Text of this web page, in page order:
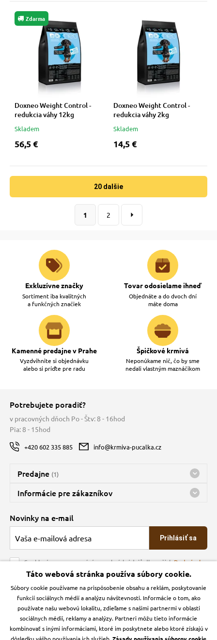
Zdarma
Doxneo Weight Control -
redukcia váhy 12kg
Skladem
56,5 €
Doxneo Weight Control -
redukcia váhy 2kg
Skladem
14,5 €
20 dalšie
1 2
Exkluzívne značky
Sortiment iba kvalitných
a funkčných značiek
Tovar odosielame ihneď
Objednáte a do dvoch dní
máte doma
Kamenné predajne v Prahe
Vyzdvihnite si objednávku
alebo si príďte pre radu
Špičkové krmivá
Neponúkame nič, čo by sme
nedali vlastným maznáčikom
Potrebujete poradiť?
v pracovných dňoch Po - Štv: 8 - 16hod
Pia: 8 - 15hod
+420 602 335 885 info@krmiva-pucalka.cz
Predajne (1)
Predajňa a sklad Kbely
Informácie pre zákazníkov
O spoločnosti
Veľkoobchod
Obchodné podmienky
Kontakt
Podmienky ochrany osobných údajov
Zásady používanie cookies a Google Analytics
Novinky na e-mail
Prihlásiť sa
Souhlasím se zpracováním osobních údajů dle našichPodmínek
ochrany osobních údajů
Krmiva Pučálka na sociálnych sieťach
Instagran Facebook
Táto webová stránka používa súbory cookie.
Súbory cookie používame na prispôsobenie obsahu a reklám, poskytovanie
funkcií sociálnych médií a analýzu návštevnosti. Informácie o tom, ako
používate našu webovú lokalitu, zdieľame s našimi partnermi v oblasti
sociálnych médií, reklamy a analýzy. Partneri môžu tieto informácie
kombinovať s inými informáciami, ktoré im poskytnete alebo ktoré získajú v